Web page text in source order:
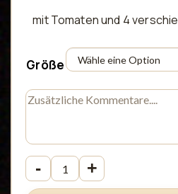
mit Tomaten und 4
Größe